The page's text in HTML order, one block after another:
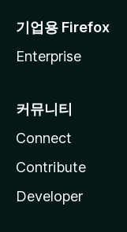
기업용 Firefox
Enterprise
커뮤니티
Connect
Contribute
Developer